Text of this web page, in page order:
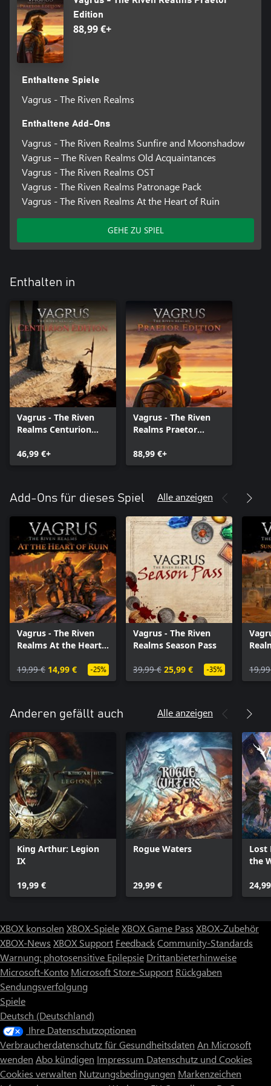
höchstwahrscheinlich mit einigen der anderen anfreunden
müssen.
Edition
88,99 €+
Enthaltene Spiele
Vagrus - The Riven Realms
Enthaltene Add-Ons
Vagrus - The Riven Realms Sunfire and Moonshadow
Vagrus – The Riven Realms Old Acquaintances
Vagrus - The Riven Realms OST
Vagrus - The Riven Realms Patronage Pack
Vagrus - The Riven Realms At the Heart of Ruin
GEHE ZU SPIEL
Enthalten in
Vagrus - The Riven
Realms Centurion
46,99 €+
Vagrus - The Riven
Realms Praetor
88,99 €+
Add-Ons für dieses Spiel Alle anzeigen
Vagrus - The Riven
Realms At the Heart
19,99 € 14,99 € -25%
Vagrus - The Riven
Realms Season Pass
39,99 € 25,99 € -35%
Anderen gefällt auch Alle anzeigen
King Arthur: Legion
IX
19,99 €
Rogue Waters
29,99 €
Lost
the
XBOX konsolen XBOX-SpieleXBOX Game Pass XBOX-Zubehör
XBOX-News XBOX Support FeedbackCommunity-Standards
Warnung: photosensitive Epilepsie Drittanbieterhinweise
Microsoft-Konto Microsoft Store-Support Rückgaben
Sendungsverfolgung
Spiele
Deutsch (Deutschland)
Ihre Datenschutzoptionen
Verbraucherdatenschutz für Gesundheitsdaten An Microsoft
wenden Abo kündigen Impressum Datenschutz und Cookies
Cookies verwalten Nutzungsbedingungen Markenzeichen